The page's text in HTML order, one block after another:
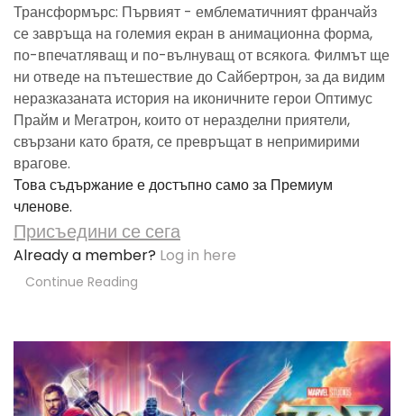
Трансформърс: Първият - емблематичният франчайз
се завръща на големия екран в анимационна форма,
по-впечатляващ и по-вълнуващ от всякога. Филмът ще
ни отведе на пътешествие до Сайбертрон, за да видим
неразказаната история на иконичните герои Оптимус
Прайм и Мегатрон, които от неразделни приятели,
свързани като братя, се превръщат в непримирими
врагове.
Това съдържание е достъпно само за Премиум
членове.
Присъедини се сега
Already a member? Log in here
Continue Reading